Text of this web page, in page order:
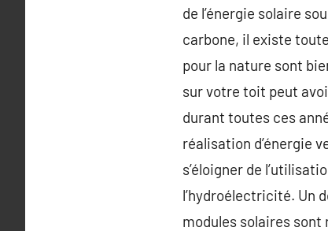
de l’énergie solaire
carbone, il existe
pour la nature sont
sur votre toit peut
durant toutes ces
réalisation d’énergie
s’éloigner de
l’hydroélectricité. Un
modules solaires